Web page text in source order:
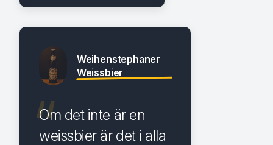
Weihenstephaner
Weissbier
Om det inte är en
weissbier är det i alla